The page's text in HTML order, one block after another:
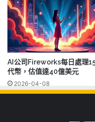
AI公司Fireworks每日處理
代幣，估值達40億美元
2026-04-08